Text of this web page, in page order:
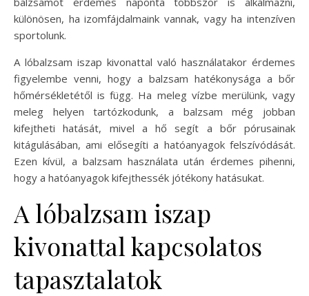
különösen, ha izomfájdalmaink vannak, vagy ha intenzíven
sportolunk.
A lóbalzsam iszap kivonattal való használatakor érdemes
figyelembe venni, hogy a balzsam hatékonysága a bőr
hőmérsékletétől is függ. Ha meleg vízbe merülünk, vagy
meleg helyen tartózkodunk, a balzsam még jobban
kifejtheti hatását, mivel a hő segít a bőr pórusainak
kitágulásában, ami elősegíti a hatóanyagok felszívódását.
Ezen kívül, a balzsam használata után érdemes pihenni,
hogy a hatóanyagok kifejthessék jótékony hatásukat.
A lóbalzsam iszap
kivonattal kapcsolatos
tapasztalatok